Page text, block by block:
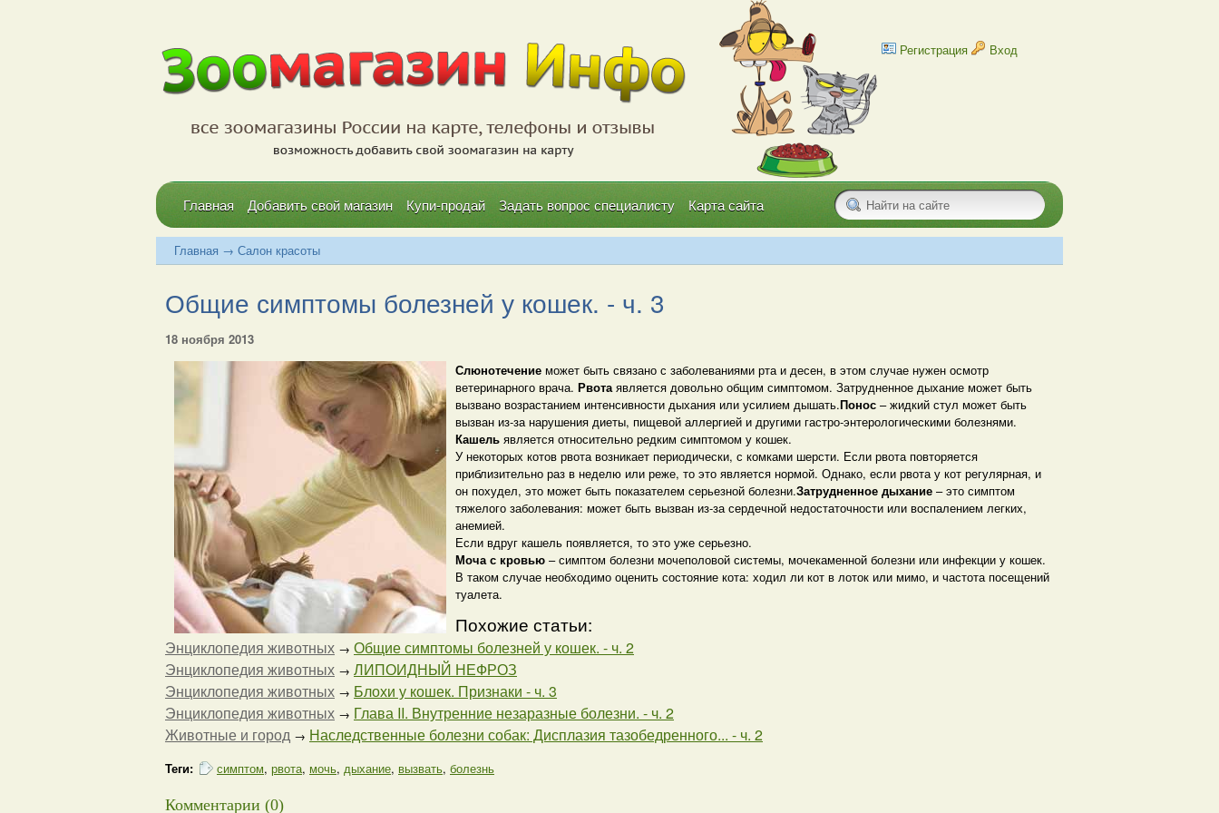
Регистрация Вход
Главная Добавить свой магазин Купи-продай Задать вопрос специалисту Карта сайта
Главная → Салон красоты
Общие симптомы болезней у кошек. - ч. 3
18 ноября 2013
Слюнотечение может быть связано с заболеваниями рта и десен, в этом случае нужен осмотр
ветеринарного врача. Рвотаявляется довольно общим симптомом. Затрудненное дыхание может быть
вызвано возрастанием интенсивности дыхания или усилием дышать.Понос – жидкий стул может быть
вызван из-за нарушения диеты, пищевой аллергией и другими гастро-энтерологическими болезнями.
Кашель является относительно редким симптомом у кошек.
У некоторых котов рвота возникает периодически, с комками шерсти. Если рвота повторяется
приблизительно раз в неделю или реже, то это является нормой. Однако, если рвота у кот регулярная, и
он похудел, это может быть показателем серьезной болезни.Затрудненное дыхание – это симптом
тяжелого заболевания: может быть вызван из-за сердечной недостаточности или воспалением легких,
анемией.
Если вдруг кашель появляется, то это уже серьезно.
Моча с кровью – симптом болезни мочеполовой системы, мочекаменной болезни или инфекции у кошек.
В таком случае необходимо оценить состояние кота: ходил ли кот в лоток или мимо, и частота посещений
туалета.
Похожие статьи:
Энциклопедия животных → Общие симптомы болезней у кошек. - ч. 2
Энциклопедия животных → ЛИПОИДНЫЙ НЕФРОЗ
Энциклопедия животных → Блохи у кошек. Признаки - ч. 3
Энциклопедия животных → Глава II. Внутренние незаразные болезни. - ч. 2
Животные и город → Наследственные болезни собак: Дисплазия тазобедренного... - ч. 2
Теги: симптом, рвота, мочь, дыхание, вызвать, болезнь
Комментарии (0)